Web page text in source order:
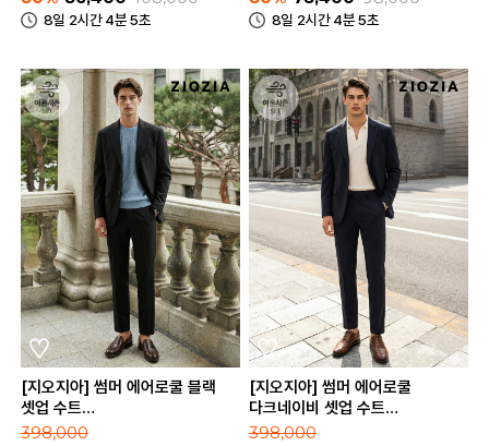
8일 2시간 4분 5초 8일 2시간 4분 5초
[지오지아] 썸머 에어로쿨 블랙
셋업 수트
(AEE2KG1101_AEE2PP1101_BK)
398,000
[지오지아] 썸머 에어로쿨
다크네이비 셋업 수트
398,000